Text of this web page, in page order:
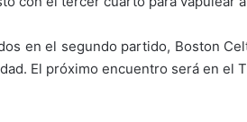
en el segundo partido, Boston
El próximo encuentro será en el